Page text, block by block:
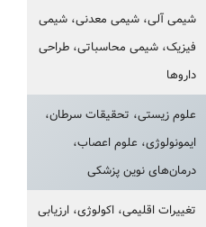
شیمی آلی، شیمی معدنی، شیمی
فیزیک، شیمی محاسباتی، طراحی
داروها
علوم زیستی، تحقیقات سرطان،
ایمونولوژی، علوم اعصاب،
درمان‌های نوین پزشکی
تغییرات اقلیمی، اکولوژی، ارزیابی